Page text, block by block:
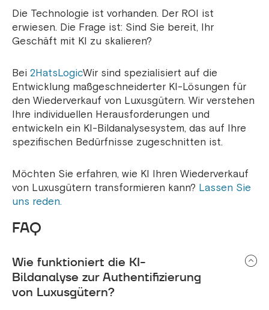
Die Technologie ist vorhanden. Der ROI ist
erwiesen. Die Frage ist: Sind Sie bereit, Ihr
Geschäft mit KI zu skalieren?
Bei 2HatsLogicWir sind spezialisiert auf die
Entwicklung maßgeschneiderter KI-Lösungen für
den Wiederverkauf von Luxusgütern. Wir verstehen
Ihre individuellen Herausforderungen und
entwickeln ein KI-Bildanalysesystem, das auf Ihre
spezifischen Bedürfnisse zugeschnitten ist.
Möchten Sie erfahren, wie KI Ihren Wiederverkauf
von Luxusgütern transformieren kann? Lassen Sie
uns reden.
FAQ
Wie funktioniert die KI-
Bildanalyse zur Authentifizierung
von Luxusgütern?